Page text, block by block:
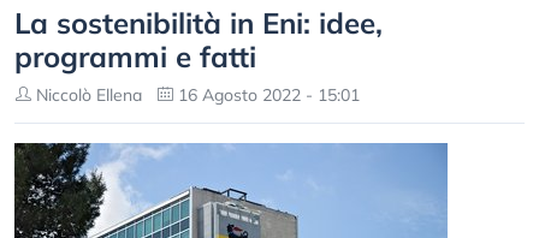
La sostenibilità in Eni: idee,
programmi e fatti
Niccolò Ellena 16 Agosto 2022 - 15:01